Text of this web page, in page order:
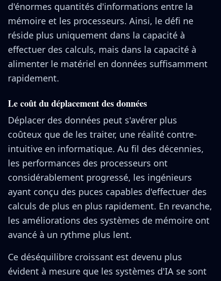
d'énormes quantités d'informations entre la
mémoire et les processeurs. Ainsi, le défi ne
réside plus uniquement dans la capacité à
effectuer des calculs, mais dans la capacité à
alimenter le matériel en données suffisamment
rapidement.
Le coût du déplacement des données
Déplacer des données peut s'avérer plus
coûteux que de les traiter, une réalité contre-
intuitive en informatique. Au fil des décennies,
les performances des processeurs ont
considérablement progressé, les ingénieurs
ayant conçu des puces capables d'effectuer des
calculs de plus en plus rapidement. En revanche,
les améliorations des systèmes de mémoire ont
avancé à un rythme plus lent.
Ce déséquilibre croissant est devenu plus
évident à mesure que les systèmes d'IA se sont